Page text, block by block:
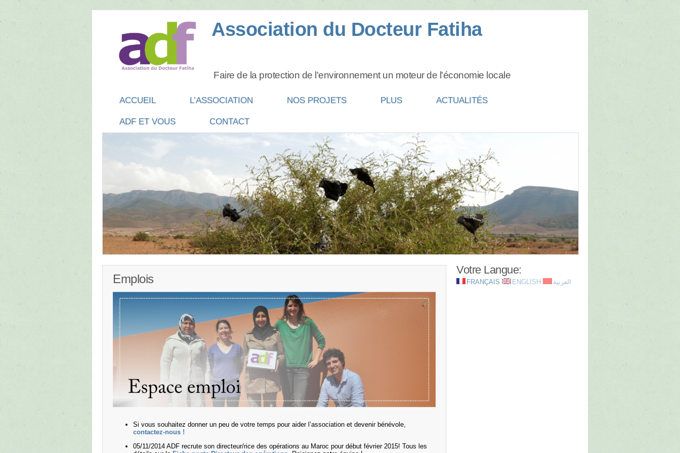
Association du Docteur Fatiha
Faire de la protection de l'environnement un moteur de l'économie locale
Main menu
SKIP
TO
ACCUEIL L’ASSOCIATION NOS PROJETS PLUS ACTUALITÉS
ADF ET VOUS CONTACT
Emplois
Si vous souhaitez donner un peu de votre temps pour aider l’association et devenir bénévole,
contactez-nous !
05/11/2014 ADF recrute son directeur/rice des opérations au Maroc pour début février 2015! Tous les
Votre Langue:
FRANÇAIS ENGLISH العربية